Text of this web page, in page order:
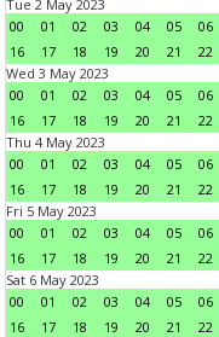
Tue 2 May 2023
00
01 02 03 04 05 06
16
17 18 19 20 21 22
Wed 3 May 2023
00
01 02 03 04 05 06
16
17 18 19 20 21 22
Thu 4 May 2023
00
01 02 03 04 05 06
16
17 18 19 20 21 22
Fri 5 May 2023
00
01 02 03 04 05 06
16
17 18 19 20 21 22
Sat 6 May 2023
00
01 02 03 04 05 06
16
17 18 19 20 21 22